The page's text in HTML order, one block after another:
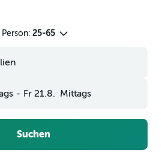
25-65
- Fr 21.8. Mittags
Suchen